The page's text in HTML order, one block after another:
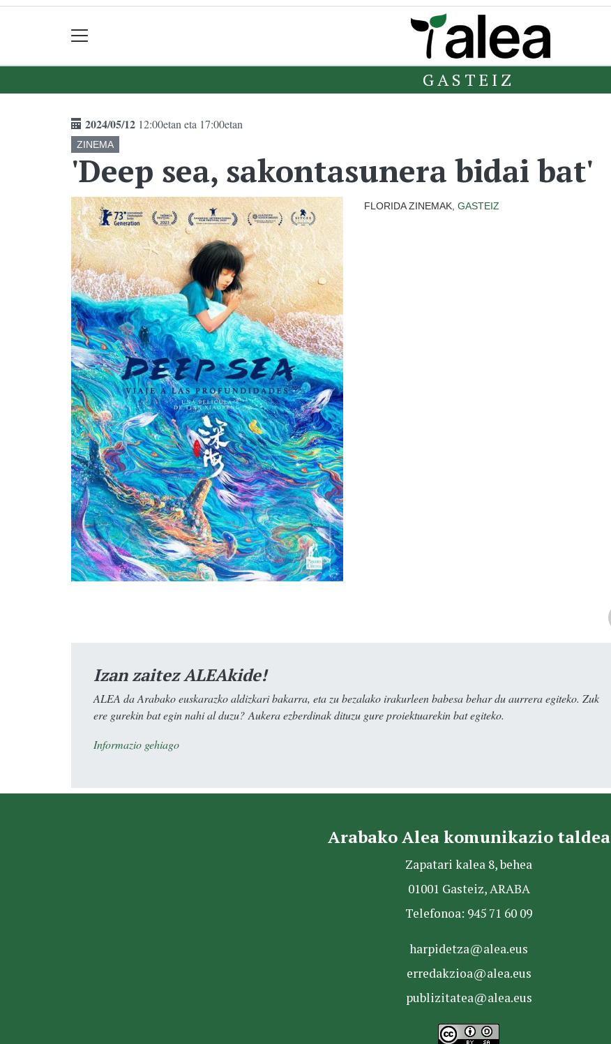
GASTEIZ
2024/05/12 12:00etan eta 17:00etan
ZINEMA
'Deep sea, sakontasunera bidai bat'
FLORIDA ZINEMAK, GASTEIZ
Izan zaitez ALEAkide!
ALEA da Arabako euskarazko aldizkari bakarra, eta zu bezalako irakurleen babesa behar du aurrera egiteko. Zuk
ere gurekin bat egin nahi al duzu? Aukera ezberdinak dituzu gure proiektuarekin bat egiteko.
Informazio gehiago
Arabako Alea komunikazio taldea
Zapatari kalea 8, behea
01001 Gasteiz, ARABA
Telefonoa: 945 71 60 09
harpidetza@alea.eus
erredakzioa@alea.eus
publizitatea@alea.eus